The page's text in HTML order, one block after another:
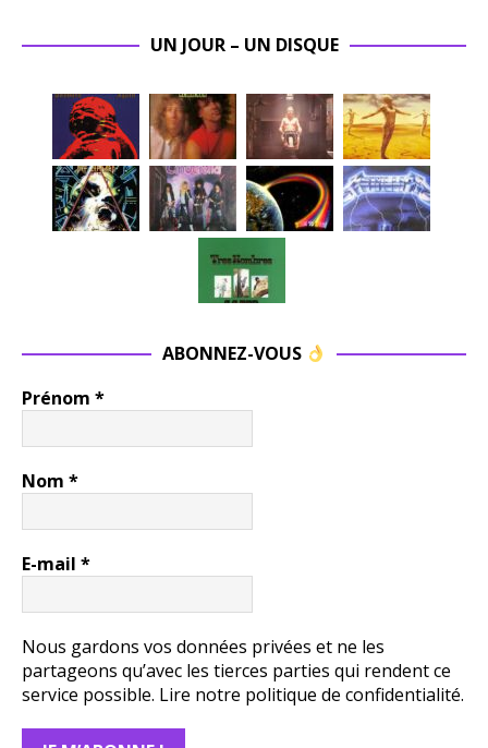
UN JOUR – UN DISQUE
ABONNEZ-VOUS
Prénom *
Nom *
E-mail *
Nous gardons vos données privées et ne les
partageons qu’avec les tierces parties qui rendent ce
service possible. Lire notre politique de confidentialité.